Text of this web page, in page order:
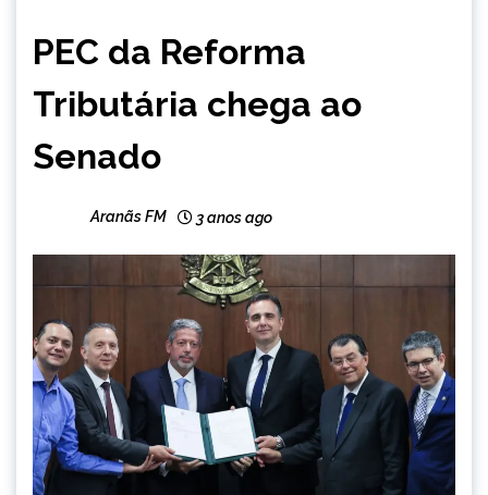
NOTÍCIAS
PEC da Reforma
Tributária chega ao
Senado
Aranãs FM 3 anos ago